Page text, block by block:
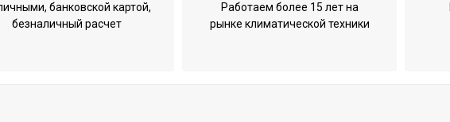
Да
банковской картой,
безналичный расчет
Работаем более 15 лет на
рынке климатической техники